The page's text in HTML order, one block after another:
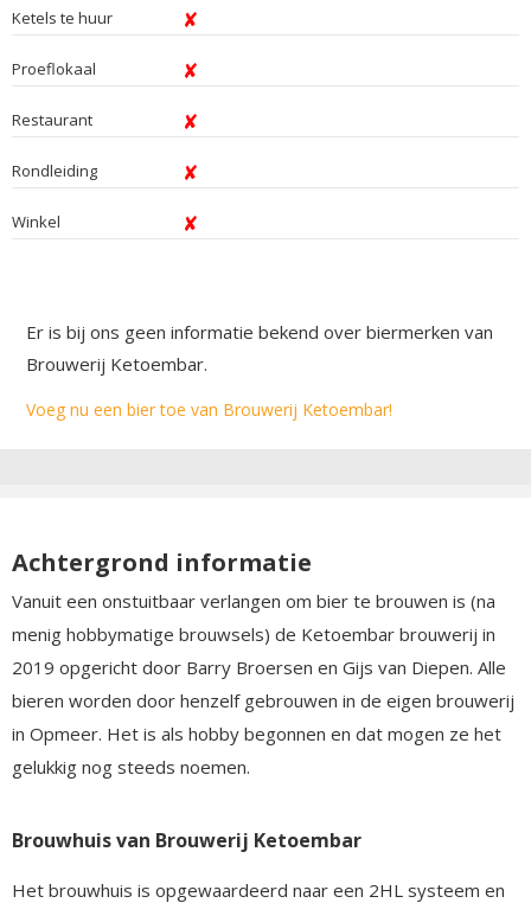
Ketels te huur
Proeflokaal
Restaurant
Rondleiding
Winkel
Er is bij ons geen informatie bekend over biermerken van
Brouwerij Ketoembar.
Voeg nu een bier toe van Brouwerij Ketoembar!
Achtergrond informatie
Vanuit een onstuitbaar verlangen om bier te brouwen is (na
menig hobbymatige brouwsels) de Ketoembar brouwerij in
2019 opgericht door Barry Broersen en Gijs van Diepen. Alle
bieren worden door henzelf gebrouwen in de eigen brouwerij
in Opmeer. Het is als hobby begonnen en dat mogen ze het
gelukkig nog steeds noemen.
Brouwhuis van Brouwerij Ketoembar
Het brouwhuis is opgewaardeerd naar een 2HL systeem en